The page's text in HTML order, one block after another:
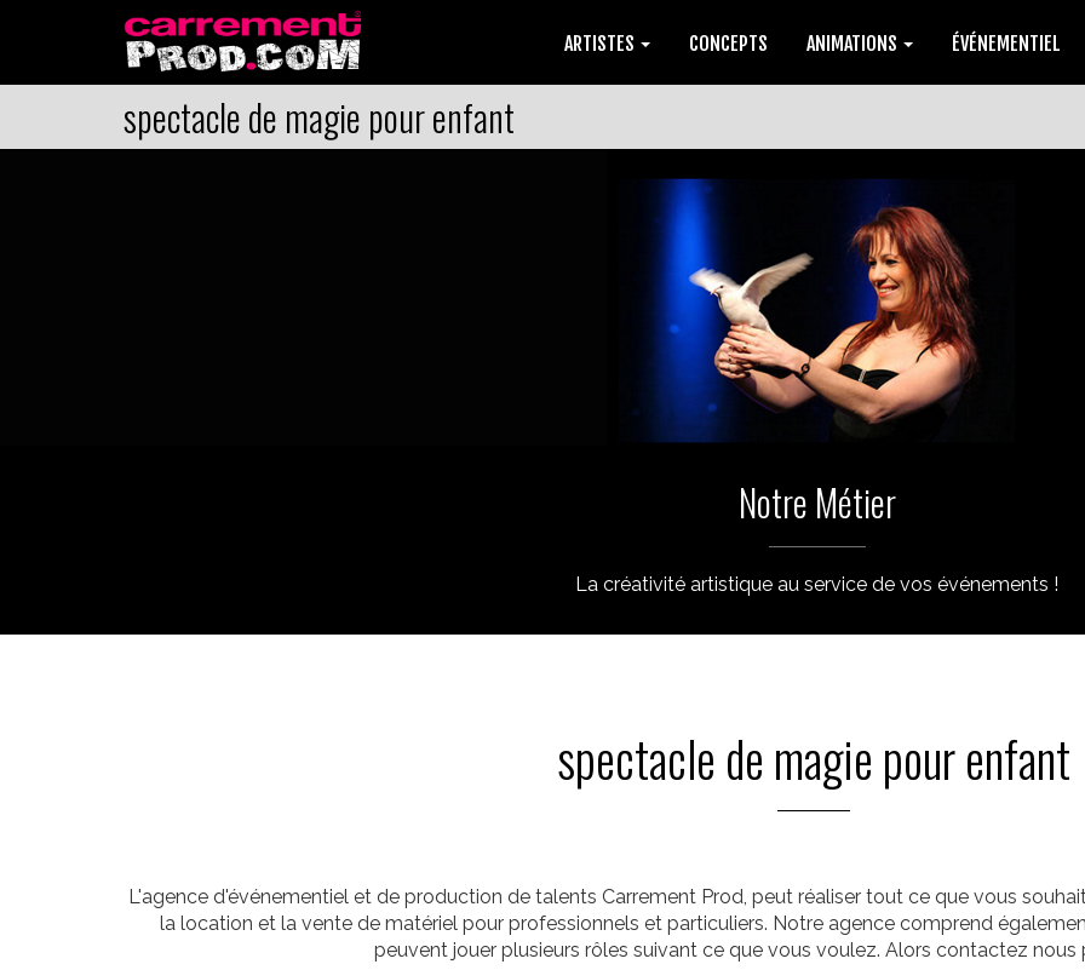
ARTISTES CONCEPTS ANIMATIONS ÉVÉNEMENTIEL
spectacle de magie pour enfant
Notre Métier
La créativité artistique au service de vos événements !
spectacle de magie pour enfant
L'agence d'événementiel et de production de talents Carrement Prod, peut réaliser tout ce que vous
la location et la vente de matériel pour professionnels et particuliers. Notre agence comprend
peuvent jouer plusieurs rôles suivant ce que vous voulez. Alors contactez nous